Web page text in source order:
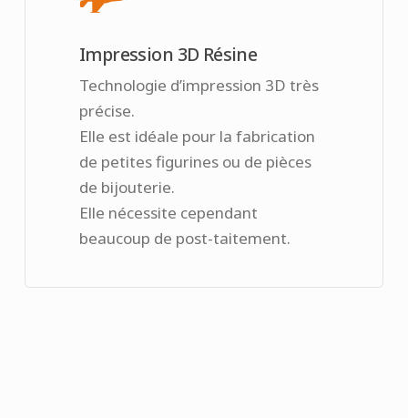
Impression 3D Résine
Technologie d’impression 3D très
précise.
Elle est idéale pour la fabrication
de petites figurines ou de pièces
de bijouterie.
Elle nécessite cependant
beaucoup de post-taitement.